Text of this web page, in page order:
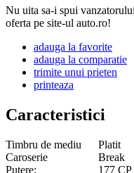
Nu uita sa-i spui
oferta pe site-ul auto.ro!
adauga la favorite
adauga la comparatie
trimite unui prieten
printeaza
Caracteristici
Timbru de mediu
Platit
Caroserie
Break
Putere:
177